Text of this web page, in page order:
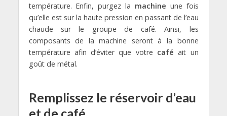
température. Enfin, purgez la machine une fois
qu’elle est sur la haute pression en passant de l’eau
chaude sur le groupe de café. Ainsi, les
composants de la machine seront à la bonne
température afin d’éviter que votre café ait un
goût de métal.
Remplissez le réservoir d’eau
et de café